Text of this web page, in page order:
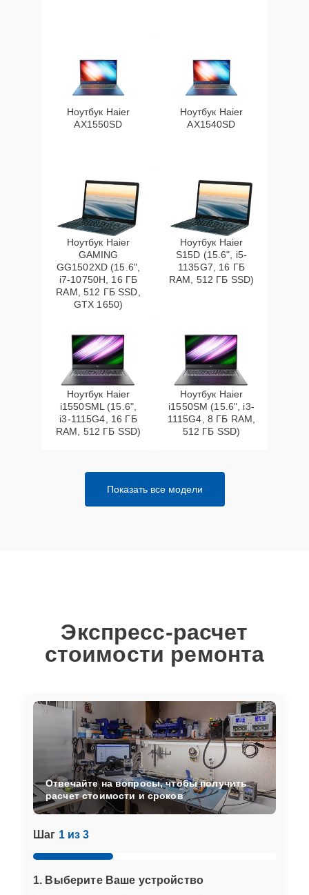
Ноутбук Haier
AX1550SD
Ноутбук Haier
AX1540SD
Ноутбук Haier
GAMING
GG1502XD (15.6",
i7-10750H, 16 ГБ
RAM, 512 ГБ SSD,
GTX 1650)
Ноутбук Haier
S15D (15.6", i5-
1135G7, 16 ГБ
RAM, 512 ГБ SSD)
Ноутбук Haier
i1550SML (15.6",
i3-1115G4, 16 ГБ
RAM, 512 ГБ SSD)
Ноутбук Haier
i1550SM (15.6", i3-
1115G4, 8 ГБ RAM,
512 ГБ SSD)
Показать все модели
Экспресс-расчет
стоимости ремонта
Шаг 1 из 3
1. Выберите Ваше устройство
Отвечайте на вопросы, чтобы получить
расчет стоимости и сроков